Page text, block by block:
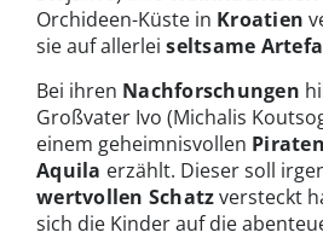
Orchideen-Küste in Kroatien
sie auf allerlei seltsame
Bei ihren Nachforschungen
Großvater Ivo (Michalis
einem geheimnisvollen
Aquila erzählt. Dieser soll
wertvollen Schatzversteckt
sich die Kinder auf die